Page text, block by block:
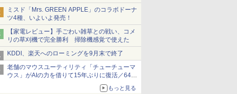
ショーツは1990円に
ミスド「Mrs. GREEN APPLE」のコラボドーナ
ツ4種、いよいよ発売！
【家電レビュー】手ごわい雑草との戦い、コメ
リの草刈機で完全勝利 掃除機感覚で使えた
KDDI、楽天へのローミングを9月末で終了
老舗のマウスユーティリティ「チューチューマ
ウス」がAIの力を借りて15年ぶりに復活／64bit
化、Windows 10/11、「Chrome」も走り回
る。復活記念で2026年末まで500円
もっと見る